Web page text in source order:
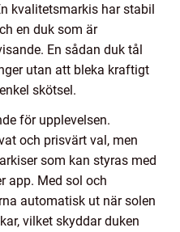
kvalitetsmarkis har stabil
en duk som är
En sådan duk tål
utan att bleka kraftigt
skötsel.
för upplevelsen.
och prisvärt val, men
som kan styras med
app. Med sol och
automatisk ut när solen
vilket skyddar duken